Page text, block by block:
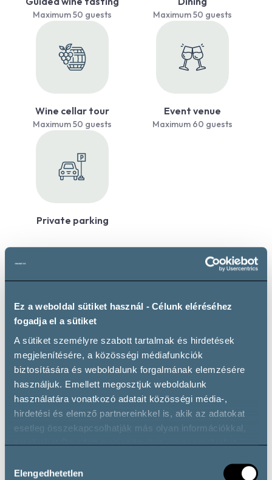
Ez a weboldal sütiket használ - Célunk eléréséhez
fogadja el a sütiket
A sütiket személyre szabott tartalmak és hirdetések
megjelenítésére, a közösségi médiafunkciók
biztosítására és weboldalunk forgalmának elemzésére
használjuk. Emellett megosztjuk weboldalunk
használatára vonatkozó adatait közösségi média-,
hirdetési és elemző partnereinkkel is, akik az adatokat
esetleg összekapcsolhatják más olyan információkkal,
amelyeket Ön adott meg számukra, vagy amelyeket
során.
kiválasztása
Elengedhetetlen
Maximum 50 guests Maximum 50 guests
Wine cellar tour
Maximum 50 guests
Event venue
Maximum 60 guests
Private parking
Vörösbor
Cabernet Franc Cabernet Sauvignon Kékfrankos
Merlot Pinot Noir Portugieser
Fehérbor
Chardonnay Egyéb Fehérbor Irsai Olivér
Királyleányka Leányka Nektár Olaszrizling
Rizlingszilváni